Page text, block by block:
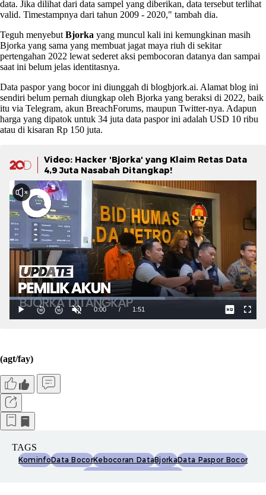
data. Jika dilihat dari data sampel yang diberikan, data tersebut terlihat
valid. Timestampnya dari tahun 2009 - 2020," tambah dia.
Teguh menyebut Bjorka yang muncul kali ini kemungkinan masih
Bjorka yang sama yang membuat jagat maya riuh di sekitar
pertengahan 2022 lewat sederet aksi pembocoran datanya dan sampai
saat ini belum jelas identitasnya.
Data paspor yang bocor ini diunggah di blogbjork.ai. Alamat blog ini
sendiri belum pernah diungkap oleh Bjorka yang beraksi di 2022, baik
itu via Telegram, akun BreachForums, maupun Twitter-nya. Adapun
harga yang dipatok untuk 34 juta data paspor ini adalah USD 10 ribu
atau di kisaran Rp 150 juta.
Video: Hacker 'Bjorka' yang Klaim Retas Data
4,9 Juta Nasabah Ditangkap!
(agt/fay)
TAGS
KominfoData BocorKebocoran DataBjorkaData Paspor Bocor